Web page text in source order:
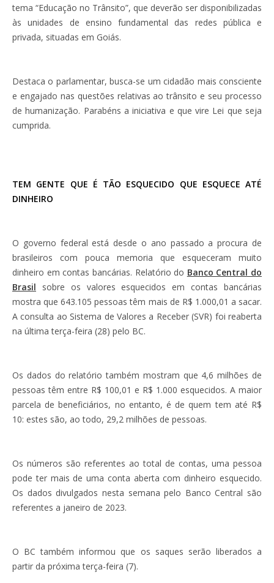
tema “Educação no Trânsito”, que deverão ser disponibilizadas
às unidades de ensino fundamental das redes pública e
privada, situadas em Goiás.
Destaca o parlamentar, busca-se um cidadão mais consciente
e engajado nas questões relativas ao trânsito e seu processo
de humanização. Parabéns a iniciativa e que vire Lei que seja
cumprida.
TEM GENTE QUE É TÃO ESQUECIDO QUE ESQUECE ATÉ
DINHEIRO
O governo federal está desde o ano passado a procura de
brasileiros com pouca memoria que esqueceram muito
dinheiro em contas bancárias. Relatório do Banco Central do
Brasil sobre os valores esquecidos em contas bancárias
mostra que 643.105 pessoas têm mais de R$ 1.000,01 a sacar.
A consulta ao Sistema de Valores a Receber (SVR) foi reaberta
na última terça-feira (28) pelo BC.
Os dados do relatório também mostram que 4,6 milhões de
pessoas têm entre R$ 100,01 e R$ 1.000 esquecidos. A maior
parcela de beneficiários, no entanto, é de quem tem até R$
10: estes são, ao todo, 29,2 milhões de pessoas.
Os números são referentes ao total de contas, uma pessoa
pode ter mais de uma conta aberta com dinheiro esquecido.
Os dados divulgados nesta semana pelo Banco Central são
referentes a janeiro de 2023.
O BC também informou que os saques serão liberados a
partir da próxima terça-feira (7).